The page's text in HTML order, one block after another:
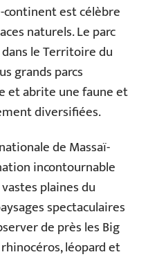
continent est célèbre
naturels. Le parc
le Territoire du
grands parcs
et abrite une faune et
diversifiées.
de Massaï-
incontournable
plaines du
spectaculaires
de près les Big
léopard et